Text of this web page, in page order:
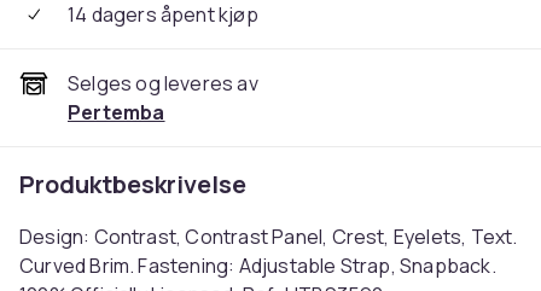
14 dagers åpent kjøp
Selges og leveres av
Pertemba
Produktbeskrivelse
Design: Contrast, Contrast Panel, Crest, Eyelets, Text.
Curved Brim. Fastening: Adjustable Strap, Snapback.